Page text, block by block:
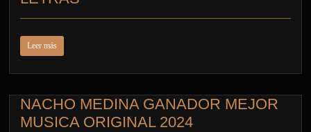
Leer más
NACHO MEDINA GANADOR MEJOR
MUSICA ORIGINAL 2024